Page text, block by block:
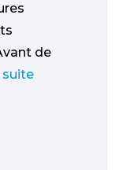
de
suite